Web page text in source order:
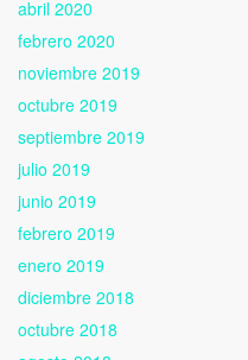
abril 2020
febrero 2020
noviembre 2019
octubre 2019
septiembre 2019
julio 2019
junio 2019
febrero 2019
enero 2019
diciembre 2018
octubre 2018